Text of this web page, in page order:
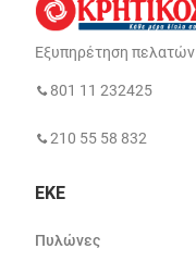
Εξυπηρέτηση πελατών
801 11 232425
210 55 58 832
ΕΚΕ
Πυλώνες